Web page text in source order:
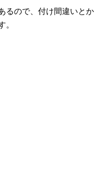
るので、付け間違いとか
。